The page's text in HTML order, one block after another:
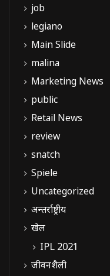
job
legiano
Main Slide
malina
Marketing News
public
Retail News
review
snatch
Spiele
Uncategorized
अन्तर्राष्ट्रीय
खेल
IPL 2021
जीवनशैली